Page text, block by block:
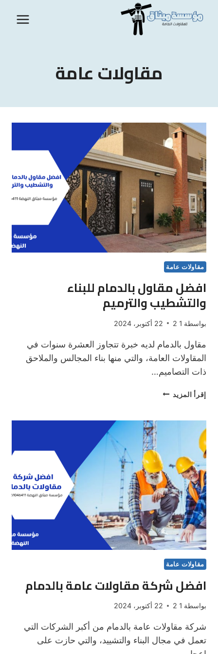
مقاولات عامة
مقاولات عامة
افضل مقاول بالدمام للبناء
والتشطيب والترميم
بواسطة 1 2 22 أكتوبر، 2024
مقاول بالدمام لديه خبرة تتجاوز العشرة سنوات في
المقاولات العامة، والتي منها بناء المجالس والملاحق
ذات التصاميم…
إقرأ المزيد افضل
والتشطيب
والترميم
مقاولات عامة
افضل شركة مقاولات عامة بالدمام
بواسطة 1 2 22 أكتوبر، 2024
شركة مقاولات عامة بالدمام من أكبر الشركات التي
تعمل في مجال البناء والتشييد، والتي حازت على